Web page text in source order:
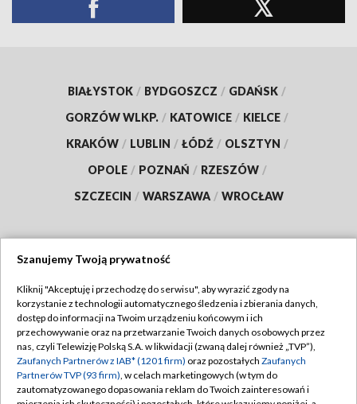
BIAŁYSTOK / BYDGOSZCZ / GDAŃSK /
GORZÓW WLKP. / KATOWICE / KIELCE /
KRAKÓW / LUBLIN / ŁÓDŹ / OLSZTYN /
OPOLE / POZNAŃ / RZESZÓW /
SZCZECIN / WARSZAWA / WROCŁAW
TVP
Abonament TVP
Emisja w TVP
Centrum informacji TVP
Regulamin TVP
Polityka prywatności
Moje zgody
Szanujemy Twoją prywatność
Kliknij "Akceptuję i przechodzę do serwisu", aby wyrazić zgody na
korzystanie z technologii automatycznego śledzenia i zbierania danych,
dostęp do informacji na Twoim urządzeniu końcowym i ich
przechowywanie oraz na przetwarzanie Twoich danych osobowych przez
nas, czyli Telewizję Polską S.A. w likwidacji (zwaną dalej również „TVP”),
Zaufanych Partnerów z IAB* (1201 firm) oraz pozostałych Zaufanych
Partnerów TVP (93 firm), w celach marketingowych (w tym do
zautomatyzowanego dopasowania reklam do Twoich zainteresowań i